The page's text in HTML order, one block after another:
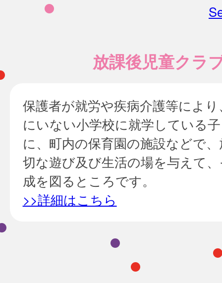
放課後児童クラ
保護者が就労や疾病介護等によ
にいない小学校に就学している
に、町内の保育園の施設などで
切な遊び及び生活の場を与えて
成を図るところです。
>>詳細はこちら